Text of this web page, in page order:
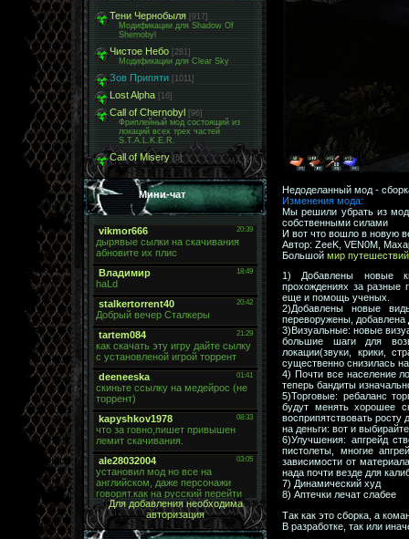
Тени Чернобыля [917]
Модификации для Shadow Of
Shernobyl
Чистое Небо [281]
Модификации для Clear Sky
Зов Припяти [1011]
Lost Alpha [16]
Call of Chernobyl [96]
Фриплейный мод состоящий из
локаций всех трех частей
S.T.A.L.K.E.R.
Call of Misery [5]
Мини-чат
Для добавления необходима
авторизация
Недоделанный мод -
Изменения мода:
Мы решили убрать из
собственными силами
И вот что вошло в новую
Автор: ZeeK, VEN0M,
Большой мир путешествий
1) Добавлены новые
прохождениях за разные
еще и помощь ученых.
2)Добавлены новые
переворужены,
3)Визуальные: новые
большие шаги для
локации(звуки, крики,
существенно снизилась
4) Почти все население
теперь бандиты
5)Торговые: ребаланс
будут менять хорошее
восприпятствовать
на деньги: вот и
6)Улучшения: апгрейд
пистолеты, многие
зависимости от
нада почти везде для
7) Динамический худ
8) Аптечки лечат слабее
Так как это сборка, а
В разработке, так или